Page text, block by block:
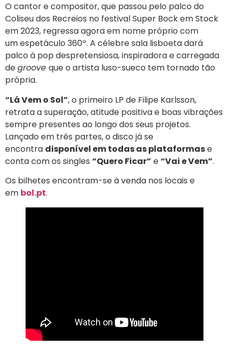
O cantor e compositor, que passou pelo palco do
Coliseu dos Recreios no festival Super Bock em Stock
em 2023, regressa agora em nome próprio com
um espetáculo 360º. A célebre sala lisboeta dará
palco à pop despretensiosa, inspiradora e carregada
degroove que o artista luso-sueco tem tornado tão
própria.
“Lá Vem o Sol”, o primeiro LP de Filipe Karlsson,
retrata a superação, atitude positiva e boas vibrações
sempre presentes ao longo dos seus projetos.
Lançado em três partes, o disco já se
encontra disponível em todas as plataformase
conta com os singles “Quero Ficar” e“Vai e Vem”.
Os bilhetes encontram-se à venda nos locais e
em bol.pt.